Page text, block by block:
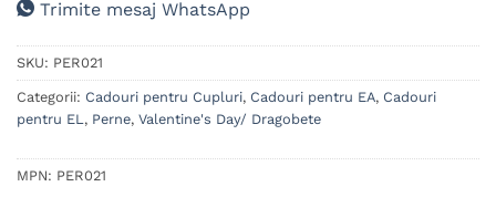
Trimite mesaj WhatsApp
SKU: PER021
Categorii: Cadouri pentru Cupluri, Cadouri pentru EA, Cadouri
pentru EL, Perne, Valentine's Day/ Dragobete
MPN: PER021